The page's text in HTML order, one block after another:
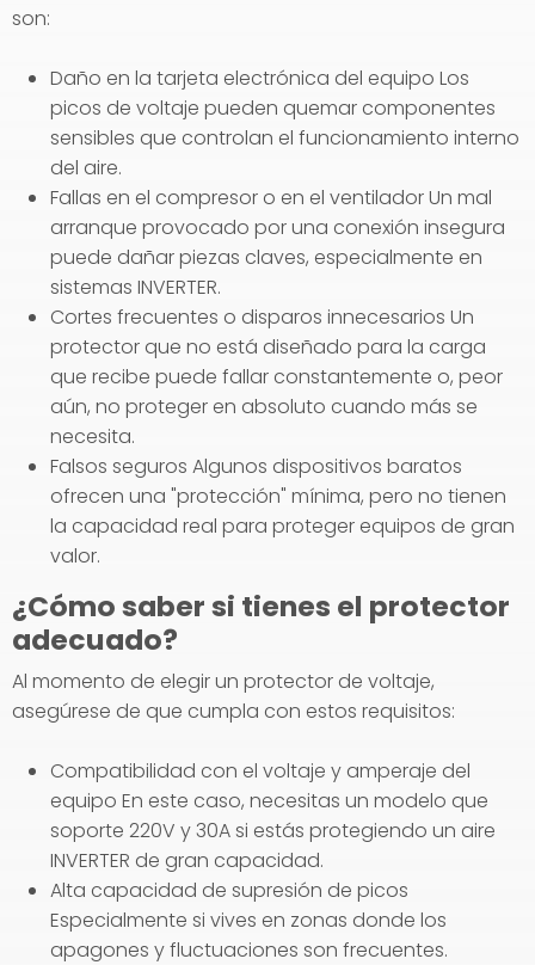
son:
Daño en la tarjeta electrónica del equipo Los
picos de voltaje pueden quemar componentes
sensibles que controlan el funcionamiento interno
del aire.
Fallas en el compresor o en el ventilador Un mal
arranque provocado por una conexión insegura
puede dañar piezas claves, especialmente en
sistemas INVERTER.
Cortes frecuentes o disparos innecesarios Un
protector que no está diseñado para la carga
que recibe puede fallar constantemente o, peor
aún, no proteger en absoluto cuando más se
necesita.
Falsos seguros Algunos dispositivos baratos
ofrecen una "protección" mínima, pero no tienen
la capacidad real para proteger equipos de gran
valor.
¿Cómo saber si tienes el protector
adecuado?
Al momento de elegir un protector de voltaje,
asegúrese de que cumpla con estos requisitos:
Compatibilidad con el voltaje y amperaje del
equipo En este caso, necesitas un modelo que
soporte 220V y 30A si estás protegiendo un aire
INVERTER de gran capacidad.
Alta capacidad de supresión de picos
Especialmente si vives en zonas donde los
apagones y fluctuaciones son frecuentes.